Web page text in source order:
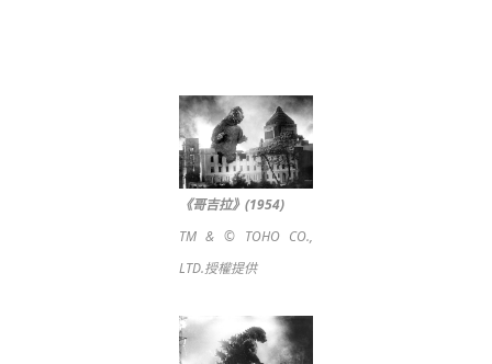
《哥吉拉》(1954)
TM & © TOHO CO.,
LTD.授權提供